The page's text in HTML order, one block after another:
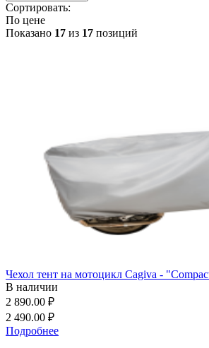
Сортировать:
По цене
Показано 17 из 17 позиций
Чехол тент на мотоцикл Cagiva -
В наличии
2 890.00 ₽
2 490.00 ₽
Подробнее